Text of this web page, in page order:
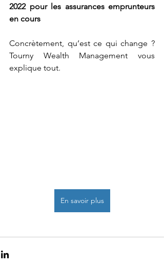
2022 pour les assurances emprunteurs
en cours
Concrètement, qu’est ce qui change ?
Tourny Wealth Management vous
explique tout.
En savoir plus